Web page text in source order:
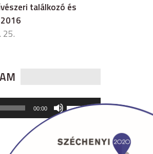
találkozó és
25.
00:00
hangerő
csökkentéséhez